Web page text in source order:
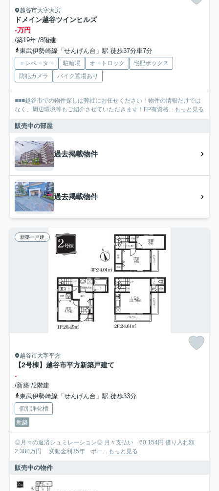
越谷市大字大房
ドメイン越谷ツインヒルズ
-万円
/築19年 /8階建
東武伊勢崎線「せんげん台」駅 徒歩37分車7分
エレベーター 駐輪場 オートロック
宅配ボックス
防犯カメラ
バイク置場あり
■■■越谷市での物件探しは弊社にお任せください！物件の情報だけでは
なく、周辺環境等もご紹介させていただきます！FP有資格... もっと見る
販売中の部屋
過去掲載物件
過去掲載物件
新築一戸建
越谷市大字平方
【2号棟】越谷市平方新築戸建て
-
/新築 /2階建
東武伊勢崎線「せんげん台」駅 徒歩33分
個別浄化槽
新築
◎月々の返済シュミレーション◎ 月々支払い 60,154円 借り入れ額
2,380万円 変動金利35年 ボー... もっと見る
販売中の物件